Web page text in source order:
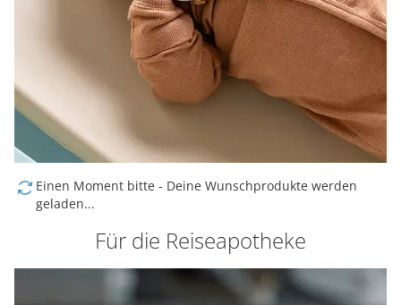
Einen Moment bitte - Deine Wunschprodukte werden
geladen...
Für die Reiseapotheke